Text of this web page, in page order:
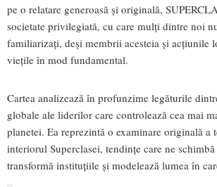
pe o relatare generoasă şi originală,
societate privilegiată, cu care mulţi dintre noi
familiarizaţi, deşi membrii acesteia şi acţiunile
vieţile în mod fundamental.
Cartea analizează în profunzime legăturile
globale ale liderilor care controlează cea mai
planetei. Ea reprezintă o examinare originală a
interiorul Superclasei, tendinţe care ne
transformă instituţiile şi modelează lumea în